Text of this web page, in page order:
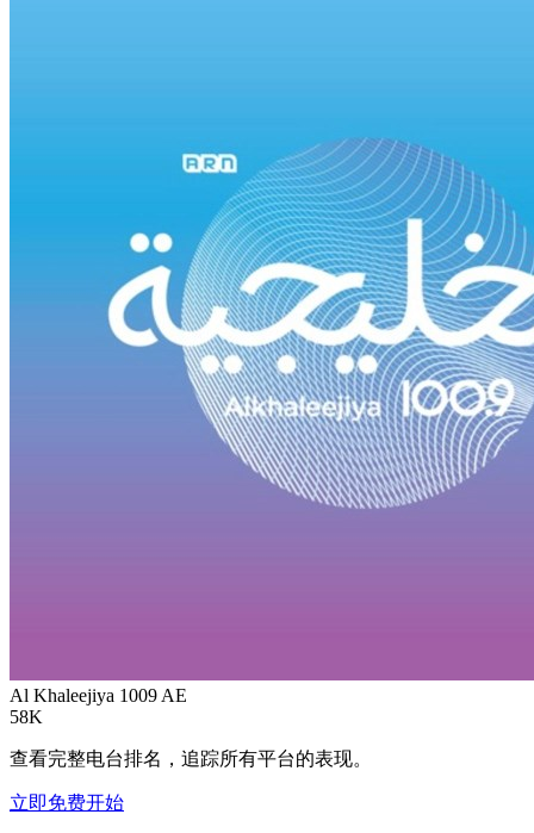
Al Khaleejiya 1009 AE
58K
查看完整电台排名，追踪所有平台的表现。
立即免费开始